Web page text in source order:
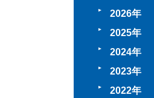
2026
2025
2024
2023
2022